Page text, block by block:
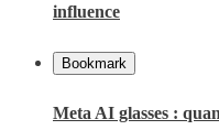
influence
Bookmark
Meta AI glasses :